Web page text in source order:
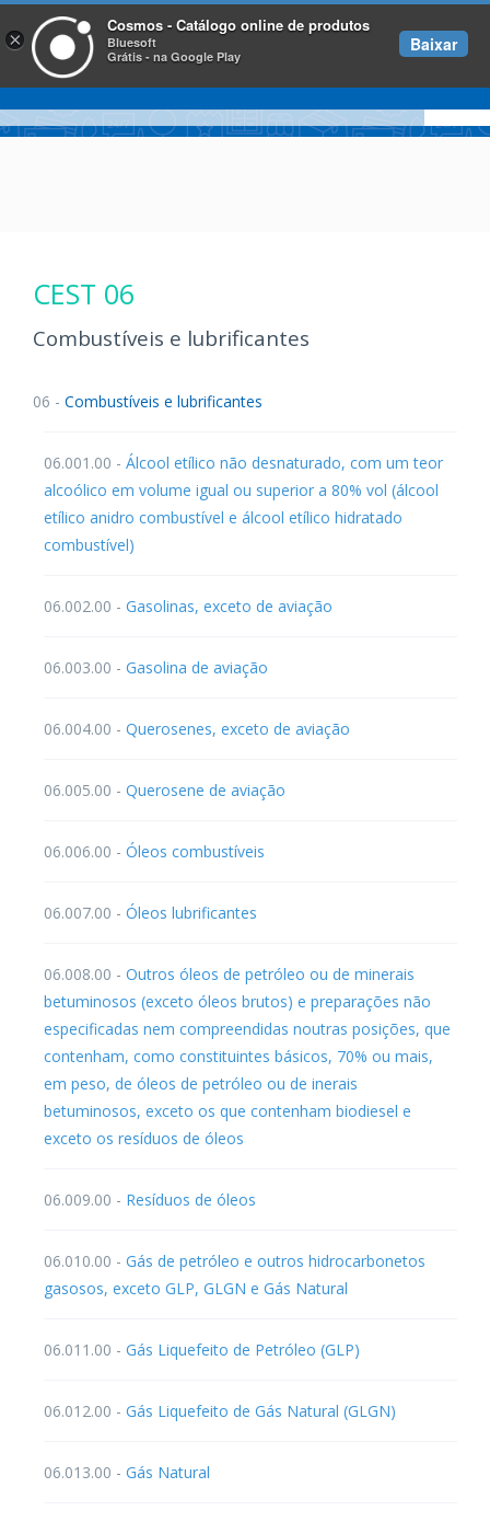
CEST 06
Combustíveis e lubrificantes
06 - Combustíveis e lubrificantes
06.001.00 - Álcool etílico não desnaturado, com um teor
alcoólico em volume igual ou superior a 80% vol (álcool
etílico anidro combustível e álcool etílico hidratado
combustível)
06.002.00 - Gasolinas, exceto de aviação
06.003.00 - Gasolina de aviação
06.004.00 - Querosenes, exceto de aviação
06.005.00 - Querosene de aviação
06.006.00 - Óleos combustíveis
06.007.00 - Óleos lubrificantes
06.008.00 - Outros óleos de petróleo ou de minerais
betuminosos (exceto óleos brutos) e preparações não
especificadas nem compreendidas noutras posições, que
contenham, como constituintes básicos, 70% ou mais,
em peso, de óleos de petróleo ou de inerais
betuminosos, exceto os que contenham biodiesel e
exceto os resíduos de óleos
06.009.00 - Resíduos de óleos
06.010.00 - Gás de petróleo e outros hidrocarbonetos
gasosos, exceto GLP, GLGN e Gás Natural
06.011.00 - Gás Liquefeito de Petróleo (GLP)
06.012.00 - Gás Liquefeito de Gás Natural (GLGN)
06.013.00 - Gás Natural
×
Cosmos - Catálogo online de produtos
Bluesoft
Grátis - na Google Play
Baixar